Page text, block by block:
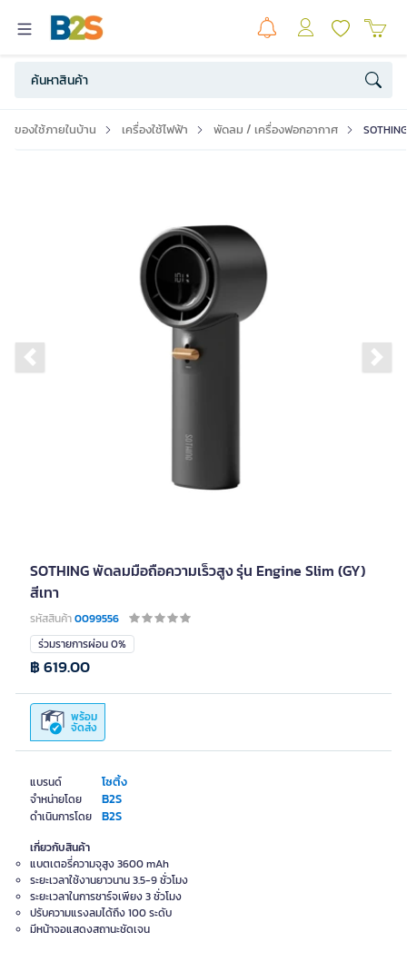
ของใช้ภายในบ้าน เครื่องใช้ไฟฟ้า พัดลม / เครื่องฟอกอากาศ
Previous slide
SOTHING พัดลมมือถือความเร็วสูง รุ่น Engine Slim (GY)
สีเทา
รหัสสินค้า0099556
แบรนด์ โซติ้ง
จำหน่ายโดย B2S
ดำเนินการโดย B2S
ร่วมรายการผ่อน 0%
พร้อม
จัดส่ง
฿ 619.00
เกี่ยวกับสินค้า
แบตเตอรี่ความจุสูง 3600 mAh
ระยะเวลาใช้งานยาวนาน 3.5-9 ชั่วโมง
ระยะเวลาในการชาร์จเพียง 3 ชั่วโมง
ปรับความแรงลมได้ถึง 100 ระดับ
มีหน้าจอแสดงสถานะชัดเจน